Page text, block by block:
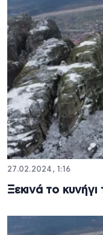
27.02.2024, 1:16
Ξεκινά το